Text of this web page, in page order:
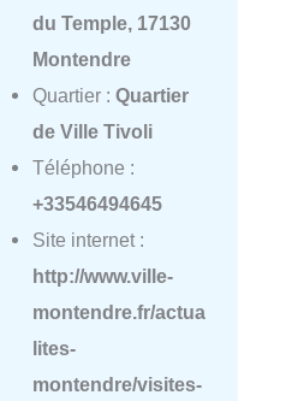
du Temple, 17130
Montendre
Quartier : Quartier
de Ville Tivoli
Téléphone :
+33546494645
Site internet :
http://www.ville-
montendre.fr/actua
lites-
montendre/visites-